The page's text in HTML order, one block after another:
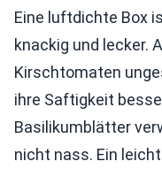
Eine luftdichte Box
knackig und lecker.
Kirschtomaten
ihre Saftigkeit
Basilikumblätter
nicht nass. Ein